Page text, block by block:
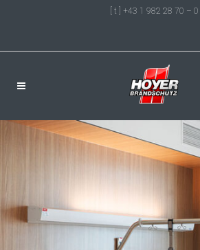
[ t ] +43 1 982 28 70 – 0